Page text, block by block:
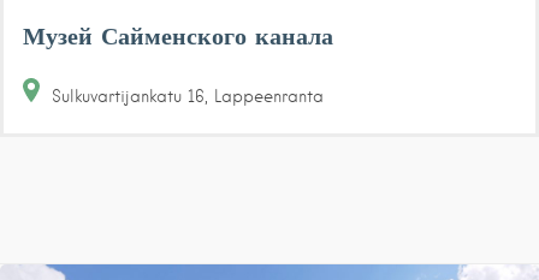
Музей Сайменского канала
Sulkuvartijankatu 16 Lappeenranta